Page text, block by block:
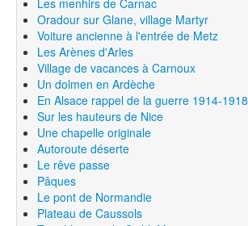
Oradour sur Glane, village Martyr
Voiture ancienne à l'entrée de Metz
Les Arènes d'Arles
Village de vacances à Carnoux
Un dolmen en Ardèche
En Alsace rappel de la guerre 1914-1918
Sur les hauteurs de Nice
Une chapelle originale
Autoroute déserte
Le rêve passe
Pâques
Le pont de Normandie
Plateau de Caussols